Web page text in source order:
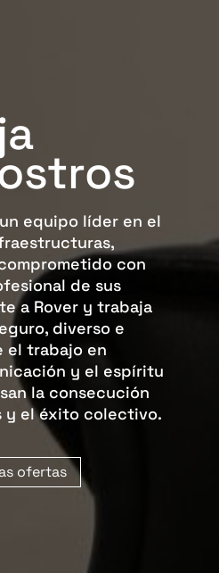
equipo líder en el
con
de sus
a Rover y trabaja
diverso e
el trabajo en
y el espíritu
la consecución
y el éxito colectivo.
ofertas